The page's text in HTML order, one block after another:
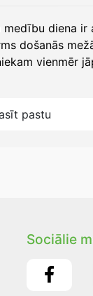
diena ir
došanās
vienmēr
pastu
Sociālie